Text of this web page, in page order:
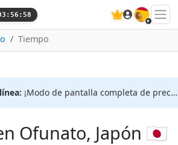
🇪🇸
Tiempo
¡Modo de pantalla completa de precisión!
Ofunato, Japón 🇯🇵